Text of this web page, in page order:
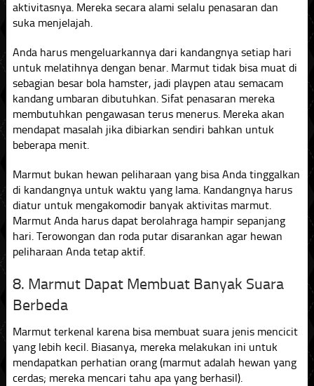
aktivitasnya. Mereka secara alami selalu penasaran dan
suka menjelajah.
Anda harus mengeluarkannya dari kandangnya setiap hari
untuk melatihnya dengan benar. Marmut tidak bisa muat di
sebagian besar bola hamster, jadi playpen atau semacam
kandang umbaran dibutuhkan. Sifat penasaran mereka
membutuhkan pengawasan terus menerus. Mereka akan
mendapat masalah jika dibiarkan sendiri bahkan untuk
beberapa menit.
Marmut bukan hewan peliharaan yang bisa Anda tinggalkan
di kandangnya untuk waktu yang lama. Kandangnya harus
diatur untuk mengakomodir banyak aktivitas marmut.
Marmut Anda harus dapat berolahraga hampir sepanjang
hari. Terowongan dan roda putar disarankan agar hewan
peliharaan Anda tetap aktif.
8. Marmut Dapat Membuat Banyak Suara
Berbeda
Marmut terkenal karena bisa membuat suara jenis mencicit
yang lebih kecil. Biasanya, mereka melakukan ini untuk
mendapatkan perhatian orang (marmut adalah hewan yang
cerdas; mereka mencari tahu apa yang berhasil).